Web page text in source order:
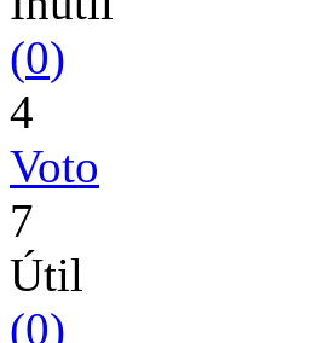
(0)
4
Voto
7
Útil
(0)